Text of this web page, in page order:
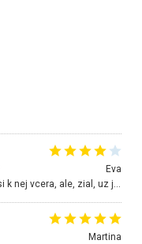
Eva
Martina